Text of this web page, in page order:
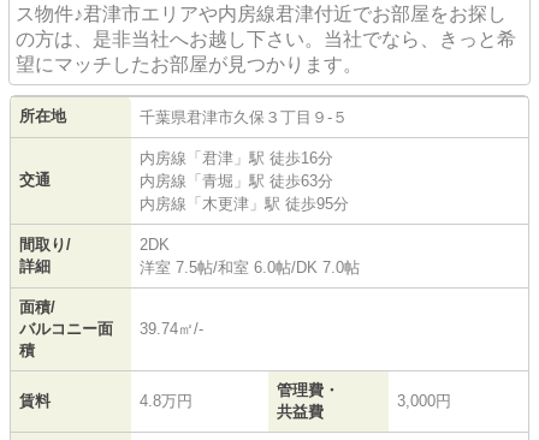
ス物件♪君津市エリアや内房線君津付近でお部屋をお探し
の方は、是非当社へお越し下さい。当社でなら、きっと希
望にマッチしたお部屋が見つかります。
所在地 千葉県君津市久保 ３丁目９-５
交通
内房線 「 君津 」駅 徒歩16分
内房線 「 青堀 」駅 徒歩63分
内房線 「 木更津 」駅 徒歩95分
間取り/
詳細
2DK
洋室 7.5帖/和室 6.0帖/DK 7.0帖
面積/
バルコニー面
積
39.74㎡/-
賃料 4.8万円
管理費・
共益費
3,000円